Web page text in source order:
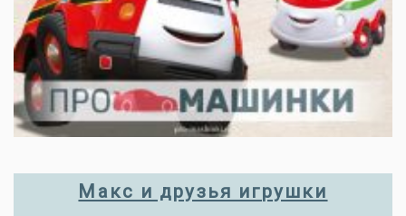
Макс и друзья игрушки